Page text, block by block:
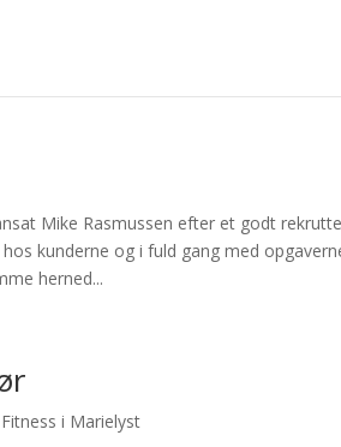
Mike Rasmussen efter et godt
kunderne og i fuld gang med
herned...
i Marielyst